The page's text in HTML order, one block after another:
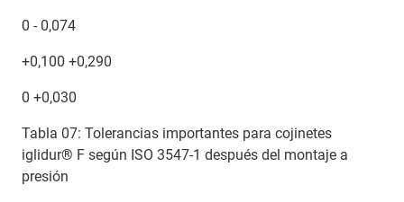
0 - 0,074
+0,100 +0,290
0 +0,030
Tabla 07: Tolerancias importantes para cojinetes
iglidur® F según ISO 3547-1 después del montaje a
presión